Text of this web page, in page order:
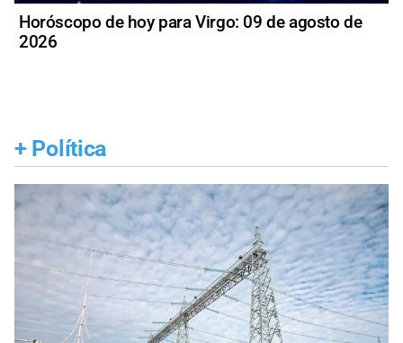
Horóscopo de hoy para Virgo: 09 de agosto de
2026
+ Política